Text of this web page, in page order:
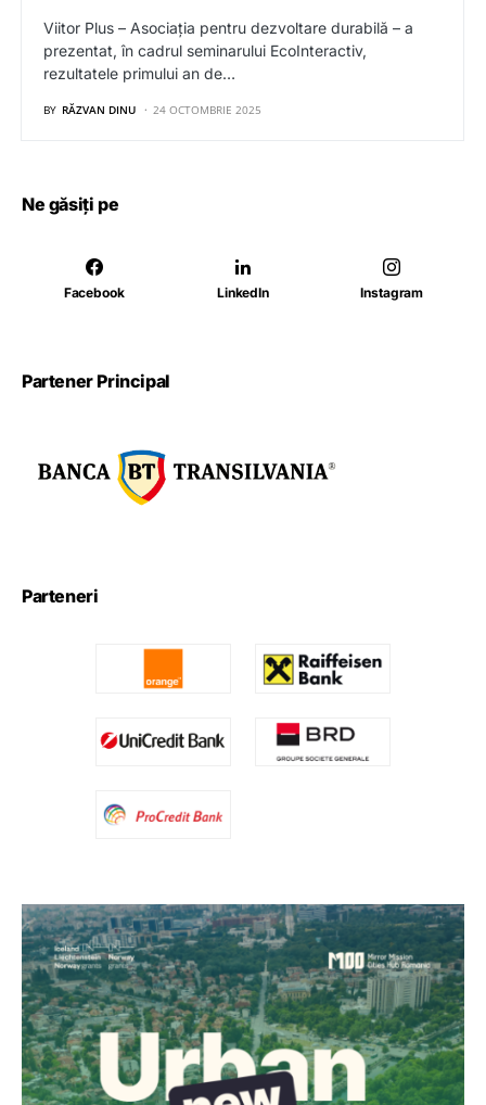
Viitor Plus – Asociația pentru dezvoltare durabilă – a
prezentat, în cadrul seminarului EcoInteractiv,
rezultatele primului an de…
BY RĂZVAN DINU 24 OCTOMBRIE 2025
Ne găsiți pe
Facebook LinkedIn Instagram
Partener Principal
Parteneri